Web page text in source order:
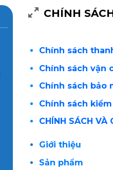
CHÍNH
Chính sách
Chính sách vận
Chính sách bảo
Chính sách
CHÍNH SÁCH VÀ
Giới thiệu
Sản phẩm